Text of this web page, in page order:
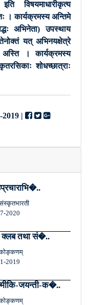
विषयमाधारीकृत्य
। कार्यक्रमस्य अन्तिमे
अभिनेता) उपस्थाय
यत् अभिनयक्षेत्रे
। कार्यक्रमस्य
शोधच्छात्राः
2019
2020
क्लब तथा सं�..
2019
जयन्ती-क�..